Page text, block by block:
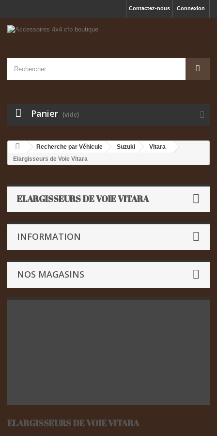
Connexion
Contactez-nous
Panier (vide)
Recherche par Véhicule Suzuki
Vitara
Elargisseurs de Voie Vitara
ELARGISSEURS DE VOIE VITARA
INFORMATION
NOS MAGASINS
ELARGISSEURS DE VOIE VITARA